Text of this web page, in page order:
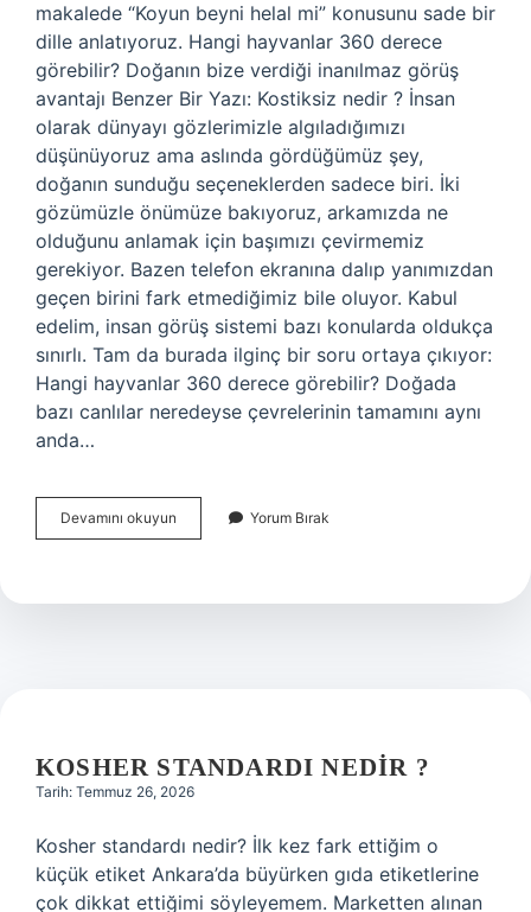
makalede “Koyun beyni helal mi” konusunu sade bir
dille anlatıyoruz. Hangi hayvanlar 360 derece
görebilir? Doğanın bize verdiği inanılmaz görüş
avantajı Benzer Bir Yazı: Kostiksiz nedir ? İnsan
olarak dünyayı gözlerimizle algıladığımızı
düşünüyoruz ama aslında gördüğümüz şey,
doğanın sunduğu seçeneklerden sadece biri. İki
gözümüzle önümüze bakıyoruz, arkamızda ne
olduğunu anlamak için başımızı çevirmemiz
gerekiyor. Bazen telefon ekranına dalıp yanımızdan
geçen birini fark etmediğimiz bile oluyor. Kabul
edelim, insan görüş sistemi bazı konularda oldukça
sınırlı. Tam da burada ilginç bir soru ortaya çıkıyor:
Hangi hayvanlar 360 derece görebilir? Doğada
bazı canlılar neredeyse çevrelerinin tamamını aynı
anda…
Devamını okuyun
beyni
?
Yorum Bırak
KOSHER STANDARDI NEDIR ?
Tarih: Temmuz 26, 2026
Kosher standardı nedir? İlk kez fark ettiğim o
küçük etiket Ankara’da büyürken gıda etiketlerine
çok dikkat ettiğimi söyleyemem. Marketten alınan